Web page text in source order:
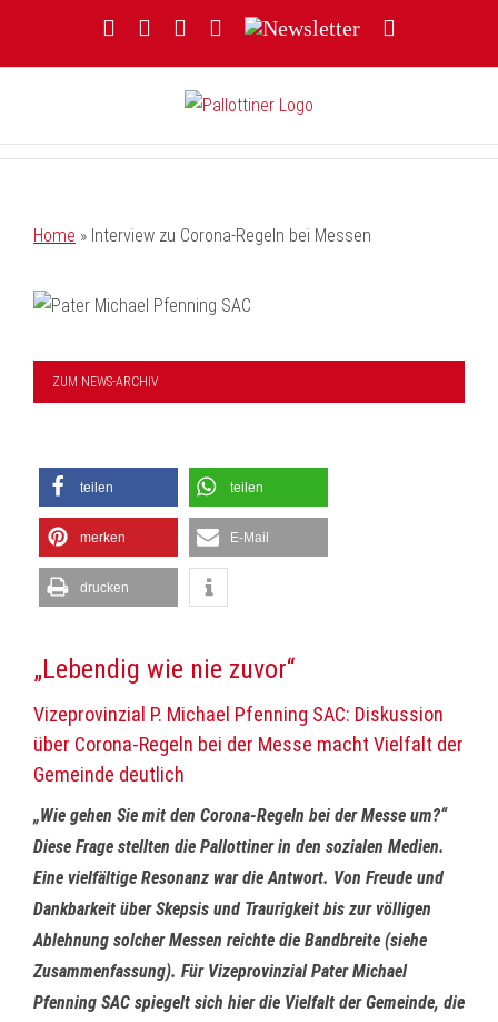
FacebookYouTubeInstagram
Threads
Newsletter
Home » Interview zu Corona-Regeln bei Messen
ZUM NEWS-ARCHIV
teilen teilen
merken E-Mail
drucken
„Lebendig wie nie zuvor“
Vizeprovinzial P. Michael Pfenning SAC: Diskussion
über Corona-Regeln bei der Messe macht Vielfalt der
Gemeinde deutlich
„Wie gehen Sie mit den Corona-Regeln bei der Messe um?“
Diese Frage stellten die Pallottiner in den sozialen Medien.
Eine vielfältige Resonanz war die Antwort. Von Freude und
Dankbarkeit über Skepsis und Traurigkeit bis zur völligen
Ablehnung solcher Messen reichte die Bandbreite (siehe
Zusammenfassung). Für Vizeprovinzial Pater Michael
Pfenning SAC spiegelt sich hier die Vielfalt der Gemeinde, die